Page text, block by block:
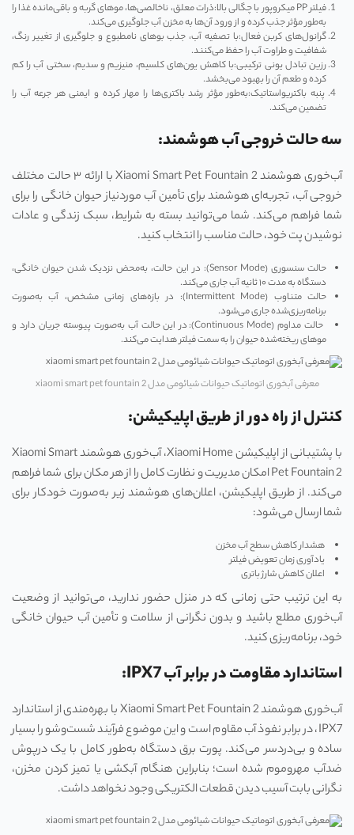
فیلتر PP میکروپور با چگالی بالا:ذرات معلق، ناخالصی‌ها، موهای گربه و باقی‌مانده غذا را
به‌طور مؤثر جذب کرده و از ورود آن‌ها به مخزن آب جلوگیری می‌کند.
گرانول‌های کربن فعال:با تصفیه آب، جذب بوهای نامطبوع و جلوگیری از تغییر رنگ،
شفافیت و طراوت آب را حفظ می‌کنند.
رزین تبادل یونی ترکیبی:با کاهش یون‌های کلسیم، منیزیم و سدیم، سختی آب را کم
کرده و طعم آن را بهبود می‌بخشد.
پنبه باکتریواستاتیک:به‌طور مؤثر رشد باکتری‌ها را مهار کرده و ایمنی هر جرعه آب را
تضمین می‌کند.
سه حالت خروجی آب هوشمند:
آب‌خوری هوشمند Xiaomi Smart Pet Fountain 2 با ارائه ۳ حالت مختلف
خروجی آب، تجربه‌ای هوشمند برای تأمین آب موردنیاز حیوان خانگی را برای
شما فراهم می‌کند. شما می‌توانید بسته به شرایط، سبک زندگی و عادات
نوشیدن پت خود، حالت مناسب را انتخاب کنید.
حالت سنسوری (Sensor Mode): در این حالت، به‌محض نزدیک شدن حیوان خانگی،
دستگاه به مدت ۱۰ ثانیه آب جاری می‌کند.
حالت متناوب (Intermittent Mode): در بازه‌های زمانی مشخص، آب به‌صورت
برنامه‌ریزی‌شده جاری می‌شود.
حالت مداوم (Continuous Mode): در این حالت آب به‌صورت پیوسته جریان دارد و
موهای ریخته‌شده حیوان را به سمت فیلتر هدایت می‌کند.
معرفی آبخوری اتوماتیک حیوانات شیائومی مدل xiaomi smart pet fountain 2
کنترل از راه دور از طریق اپلیکیشن:
با پشتیبانی از اپلیکیشن Xiaomi Home، آب‌خوری هوشمند Xiaomi Smart
Pet Fountain 2 امکان مدیریت و نظارت کامل را از هر مکان برای شما فراهم
می‌کند. از طریق اپلیکیشن، اعلان‌های هوشمند زیر به‌صورت خودکار برای
شما ارسال می‌شود:
هشدار کاهش سطح آب مخزن
یادآوری زمان تعویض فیلتر
اعلان کاهش شارژ باتری
به این ترتیب حتی زمانی که در منزل حضور ندارید، می‌توانید از وضعیت
آب‌خوری مطلع باشید و بدون نگرانی از سلامت و تأمین آب حیوان خانگی
خود، برنامه‌ریزی کنید.
استاندارد مقاومت در برابر آب IPX7:
آب‌خوری هوشمند Xiaomi Smart Pet Fountain 2 با بهره‌مندی از استاندارد
IPX7، در برابر نفوذ آب مقاوم است و این موضوع فرآیند شست‌وشو را بسیار
ساده و بی‌دردسر می‌کند. پورت برق دستگاه به‌طور کامل با یک درپوش
ضدآب مهروموم شده است؛ بنابراین هنگام آبکشی یا تمیز کردن مخزن،
نگرانی بابت آسیب دیدن قطعات الکتریکی وجود نخواهد داشت.